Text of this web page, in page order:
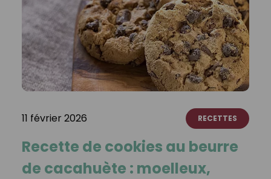
11 février 2026 RECETTES
Recette de cookies au beurre
de cacahuète : moelleux,